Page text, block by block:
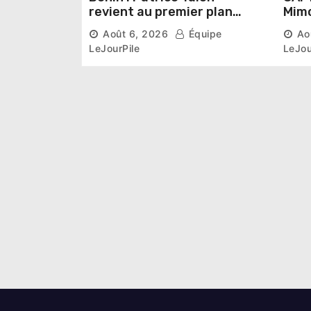
revient au premier plan
institutionnel comme
premier président du Sénat
Août 6, 2026
Équipe
LeJourPile
la